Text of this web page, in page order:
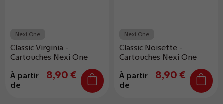
Nexi One
Classic Virginia -
Cartouches Nexi One
À partir
de
8,90 €
Nexi One
Classic Noisette -
Cartouches Nexi One
À partir
de
8,90 €